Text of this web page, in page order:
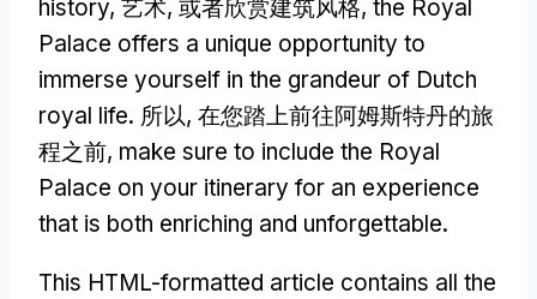
history, 艺术, 或者欣赏建筑风格, the Royal
Palace offers a unique opportunity to
immerse yourself in the grandeur of Dutch
royal life. 所以, 在您踏上前往阿姆斯特丹的旅
程之前, make sure to include the Royal
Palace on your itinerary for an experience
that is both enriching and unforgettable.
This HTML-formatted article contains all the